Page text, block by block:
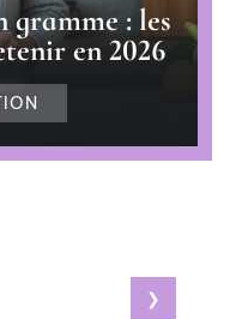
gramme : les
en 2026